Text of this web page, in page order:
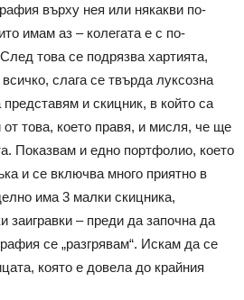
върху нея или някакви по-
имам аз – колегата е с по-
това се подрязва хартията,
слага се твърда луксозна
и скицник, в който са
това, което правя, и мисля, че ще
Показвам и едно портфолио, което
и се включва много приятно в
има 3 малки скицника,
заигравки – преди да започна да
се „разгрявам“. Искам да се
която е довела до крайния